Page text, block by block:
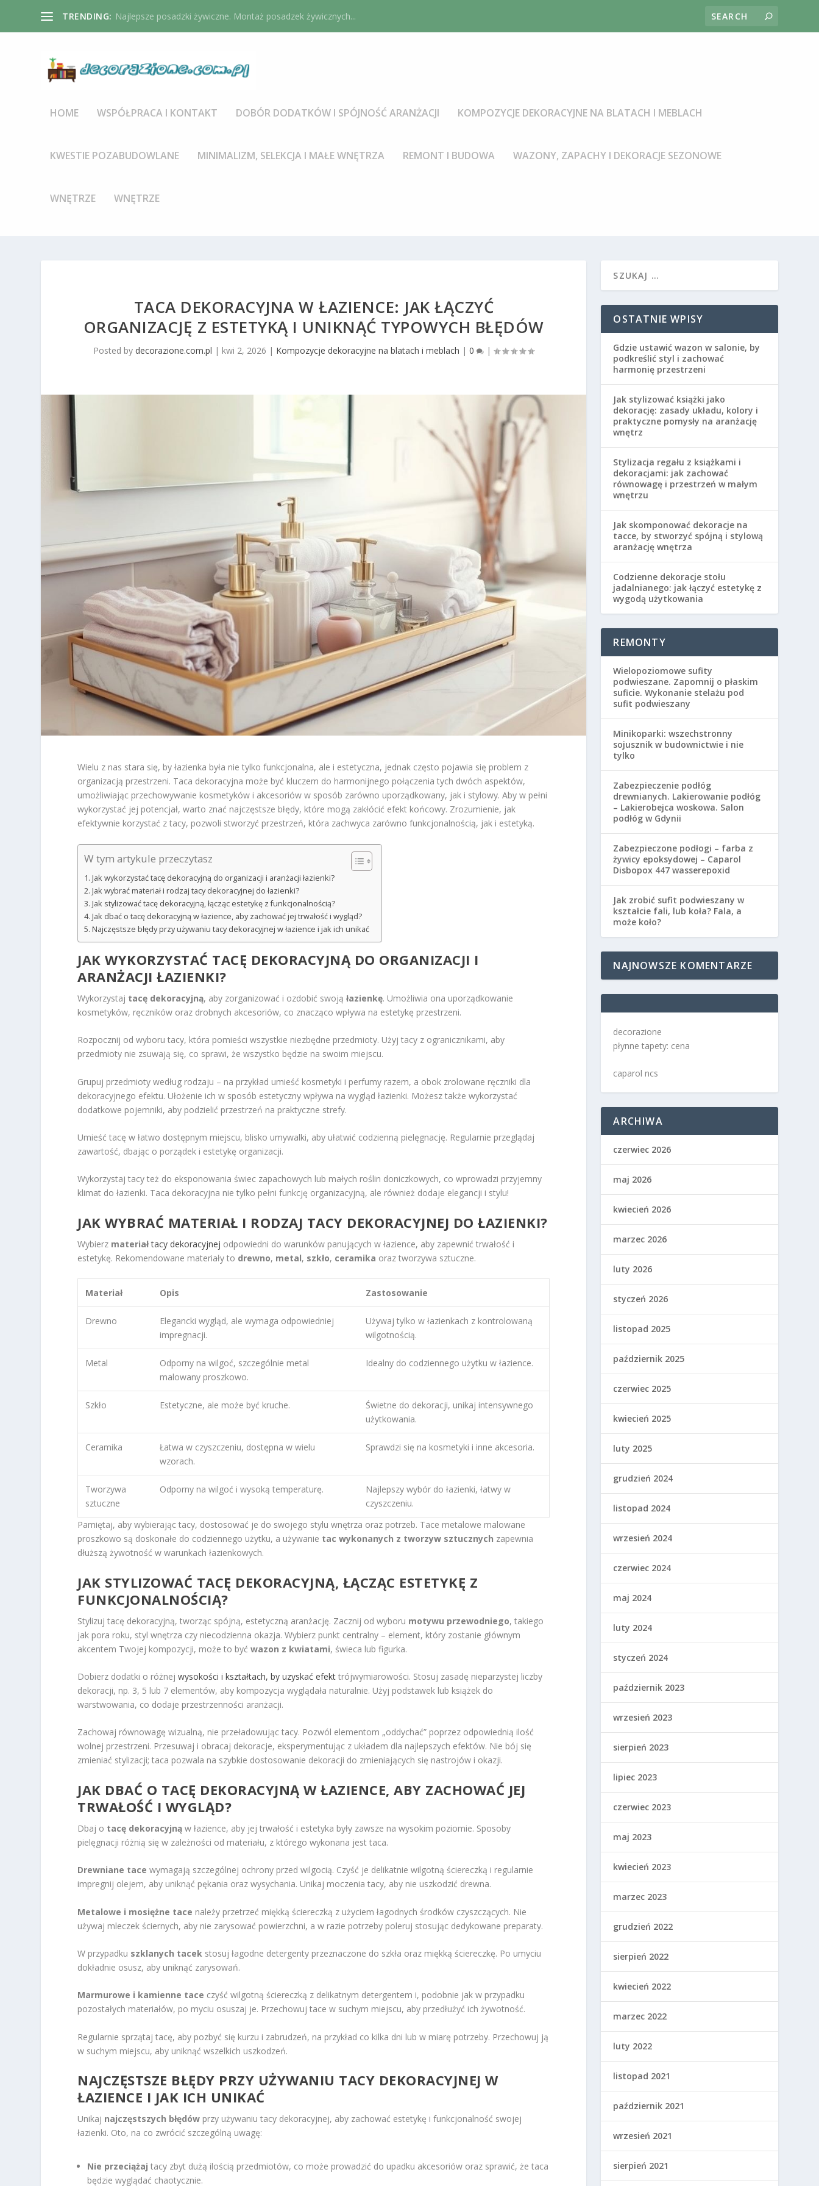
TRENDING: Najlepsze posadzki żywiczne. Montaż posadzek żywicznych...
HOME WSPÓŁPRACA I KONTAKT DOBÓR DODATKÓW I SPÓJNOŚĆ ARANŻACJI KOMPOZYCJE DEKORACYJNE NA BLATACH I MEBLACH
KWESTIE POZABUDOWLANE MINIMALIZM, SELEKCJA I MAŁE WNĘTRZA REMONT I BUDOWA WAZONY, ZAPACHY I DEKORACJE SEZONOWE
WNĘTRZE WNĘTRZE
TACA DEKORACYJNA W ŁAZIENCE: JAK ŁĄCZYĆ
ORGANIZACJĘ Z ESTETYKĄ I UNIKNĄĆ TYPOWYCH BŁĘDÓW
Posted by decorazione.com.pl | kwi 2, 2026 | Kompozycje dekoracyjne na blatach i meblach |0 |
Wielu z nas stara się, by łazienka była nie tylko funkcjonalna, ale i estetyczna, jednak często pojawia się problem z
organizacją przestrzeni. Taca dekoracyjna może być kluczem do harmonijnego połączenia tych dwóch aspektów,
umożliwiając przechowywanie kosmetyków i akcesoriów w sposób zarówno uporządkowany, jak i stylowy. Aby w pełni
wykorzystać jej potencjał, warto znać najczęstsze błędy, które mogą zakłócić efekt końcowy. Zrozumienie, jak
efektywnie korzystać z tacy, pozwoli stworzyć przestrzeń, która zachwyca zarówno funkcjonalnością, jak i estetyką.
W tym artykule przeczytasz
Jak wykorzystać tacę dekoracyjną do organizacji i aranżacji łazienki?
Jak wybrać materiał i rodzaj tacy dekoracyjnej do łazienki?
Jak stylizować tacę dekoracyjną, łącząc estetykę z funkcjonalnością?
Jak dbać o tacę dekoracyjną w łazience, aby zachować jej trwałość i wygląd?
Najczęstsze błędy przy używaniu tacy dekoracyjnej w łazience i jak ich unikać
JAK WYKORZYSTAĆ TACĘ DEKORACYJNĄ DO ORGANIZACJI I
ARANŻACJI ŁAZIENKI?
Wykorzystaj tacę dekoracyjną, aby zorganizować i ozdobić swojąłazienkę. Umożliwia ona uporządkowanie
kosmetyków, ręczników oraz drobnych akcesoriów, co znacząco wpływa na estetykę przestrzeni.
Rozpocznij od wyboru tacy, która pomieści wszystkie niezbędne przedmioty. Użyj tacy z ogranicznikami, aby
przedmioty nie zsuwają się, co sprawi, że wszystko będzie na swoim miejscu.
Grupuj przedmioty według rodzaju – na przykład umieść kosmetyki i perfumy razem, a obok zrolowane ręczniki dla
dekoracyjnego efektu. Ułożenie ich w sposób estetyczny wpływa na wygląd łazienki. Możesz także wykorzystać
dodatkowe pojemniki, aby podzielić przestrzeń na praktyczne strefy.
Umieść tacę w łatwo dostępnym miejscu, blisko umywalki, aby ułatwić codzienną pielęgnację. Regularnie przeglądaj
zawartość, dbając o porządek i estetykę organizacji.
Wykorzystaj tacy też do eksponowania świec zapachowych lub małych roślin doniczkowych, co wprowadzi przyjemny
klimat do łazienki. Taca dekoracyjna nie tylko pełni funkcję organizacyjną, ale również dodaje elegancji i stylu!
JAK WYBRAĆ MATERIAŁ I RODZAJ TACY DEKORACYJNEJ DO ŁAZIENKI?
Wybierz materiał tacy dekoracyjnej odpowiedni do warunków panujących w łazience, aby zapewnić trwałość i
estetykę. Rekomendowane materiały to drewno, metal, szkło, ceramika oraz tworzywa sztuczne.
Materiał Opis Zastosowanie
Drewno
Elegancki wygląd, ale wymaga odpowiedniej
impregnacji.
Używaj tylko w łazienkach z kontrolowaną
wilgotnością.
Metal
Odporny na wilgoć, szczególnie metal
malowany proszkowo.
Idealny do codziennego użytku w łazience.
Szkło Estetyczne, ale może być kruche.
Świetne do dekoracji, unikaj intensywnego
użytkowania.
Ceramika
Łatwa w czyszczeniu, dostępna w wielu
wzorach.
Sprawdzi się na kosmetyki i inne akcesoria.
Tworzywa
sztuczne
Odporny na wilgoć i wysoką temperaturę.
Najlepszy wybór do łazienki, łatwy w
czyszczeniu.
Pamiętaj, aby wybierając tacy, dostosować je do swojego stylu wnętrza oraz potrzeb. Tace metalowe malowane
proszkowo są doskonałe do codziennego użytku, a używanie tac wykonanych z tworzyw sztucznych zapewnia
dłuższą żywotność w warunkach łazienkowych.
JAK STYLIZOWAĆ TACĘ DEKORACYJNĄ, ŁĄCZĄC ESTETYKĘ Z
FUNKCJONALNOŚCIĄ?
Stylizuj tacę dekoracyjną, tworząc spójną, estetyczną aranżację. Zacznij od wyboru motywu przewodniego, takiego
jak pora roku, styl wnętrza czy niecodzienna okazja. Wybierz punkt centralny – element, który zostanie głównym
akcentem Twojej kompozycji, może to byćwazon z kwiatami, świeca lub figurka.
Dobierz dodatki o różnejwysokości i kształtach, by uzyskać efekt trójwymiarowości. Stosuj zasadę nieparzystej liczby
dekoracji, np. 3, 5 lub 7 elementów, aby kompozycja wyglądała naturalnie. Użyj podstawek lub książek do
warstwowania, co dodaje przestrzenności aranżacji.
Zachowaj równowagę wizualną, nie przeładowując tacy. Pozwól elementom „oddychać” poprzez odpowiednią ilość
wolnej przestrzeni. Przesuwaj i obracaj dekoracje, eksperymentując z układem dla najlepszych efektów. Nie bój się
zmieniać stylizacji; taca pozwala na szybkie dostosowanie dekoracji do zmieniających się nastrojów i okazji.
JAK DBAĆ O TACĘ DEKORACYJNĄ W ŁAZIENCE, ABY ZACHOWAĆ JEJ
TRWAŁOŚĆ I WYGLĄD?
Dbaj o tacę dekoracyjną w łazience, aby jej trwałość i estetyka były zawsze na wysokim poziomie. Sposoby
pielęgnacji różnią się w zależności od materiału, z którego wykonana jest taca.
Drewniane tace wymagają szczególnej ochrony przed wilgocią. Czyść je delikatnie wilgotną ściereczką i regularnie
impregnij olejem, aby uniknąć pękania oraz wysychania. Unikaj moczenia tacy, aby nie uszkodzić drewna.
Metalowe i mosiężne tace należy przetrzeć miękką ściereczką z użyciem łagodnych środków czyszczących. Nie
używaj mleczek ściernych, aby nie zarysować powierzchni, a w razie potrzeby poleruj stosując dedykowane preparaty.
W przypadku szklanych tacek stosuj łagodne detergenty przeznaczone do szkła oraz miękką ściereczkę. Po umyciu
dokładnie osusz, aby uniknąć zarysowań.
Marmurowe i kamienne tace czyść wilgotną ściereczką z delikatnym detergentem i, podobnie jak w przypadku
pozostałych materiałów, po myciu osuszaj je. Przechowuj tace w suchym miejscu, aby przedłużyć ich żywotność.
Regularnie sprzątaj tacę, aby pozbyć się kurzu i zabrudzeń, na przykład co kilka dni lub w miarę potrzeby. Przechowuj ją
w suchym miejscu, aby uniknąć wszelkich uszkodzeń.
NAJCZĘSTSZE BŁĘDY PRZY UŻYWANIU TACY DEKORACYJNEJ W
ŁAZIENCE I JAK ICH UNIKAĆ
Unikaj najczęstszych błędów przy używaniu tacy dekoracyjnej, aby zachować estetykę i funkcjonalność swojej
łazienki. Oto, na co zwrócić szczególną uwagę:
Nie przeciążaj tacy zbyt dużą ilością przedmiotów, co może prowadzić do upadku akcesoriów oraz sprawić, że taca
będzie wyglądać chaotycznie.
OSTATNIE WPISY
Gdzie ustawić wazon w salonie, by
podkreślić styl i zachować
harmonię przestrzeni
Jak stylizować książki jako
dekorację: zasady układu, kolory i
praktyczne pomysły na aranżację
wnętrz
Stylizacja regału z książkami i
dekoracjami: jak zachować
równowagę i przestrzeń w małym
wnętrzu
Jak skomponować dekoracje na
tacce, by stworzyć spójną i stylową
aranżację wnętrza
Codzienne dekoracje stołu
jadalnianego: jak łączyć estetykę z
wygodą użytkowania
REMONTY
Wielopoziomowe sufity
podwieszane. Zapomnij o płaskim
suficie. Wykonanie stelażu pod
sufit podwieszany
Minikoparki: wszechstronny
sojusznik w budownictwie i nie
tylko
Zabezpieczenie podłóg
drewnianych. Lakierowanie podłóg
– Lakierobejca woskowa. Salon
podłóg w Gdynii
Zabezpieczone podłogi – farba z
żywicy epoksydowej – Caparol
Disbopox 447 wasserepoxid
Jak zrobić sufit podwieszany w
kształcie fali, lub koła? Fala, a
może koło?
NAJNOWSZE KOMENTARZE
decorazione
płynne tapety: cena
caparol ncs
ARCHIWA
czerwiec 2026
maj 2026
kwiecień 2026
marzec 2026
luty 2026
styczeń 2026
listopad 2025
październik 2025
czerwiec 2025
kwiecień 2025
luty 2025
grudzień 2024
listopad 2024
wrzesień 2024
czerwiec 2024
maj 2024
luty 2024
styczeń 2024
październik 2023
wrzesień 2023
sierpień 2023
lipiec 2023
czerwiec 2023
maj 2023
kwiecień 2023
marzec 2023
grudzień 2022
sierpień 2022
kwiecień 2022
marzec 2022
luty 2022
listopad 2021
październik 2021
wrzesień 2021
sierpień 2021